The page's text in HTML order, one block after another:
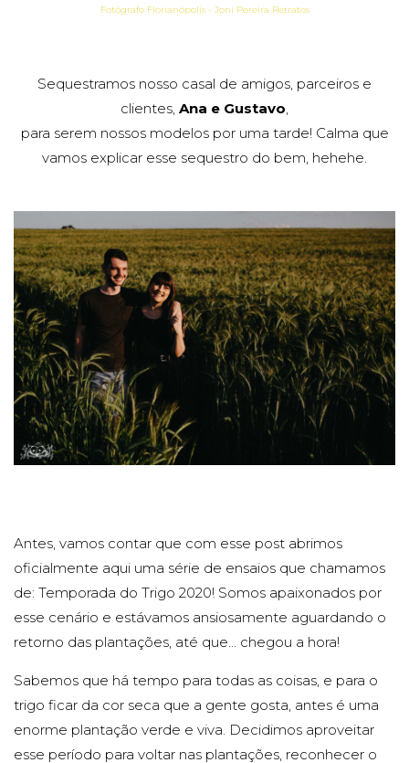
Fotógrafo Florianópolis - Joni Pereira Retratos
Sequestramos nosso casal de amigos, parceiros e
clientes, Ana e Gustavo
para serem nossos modelos por uma tarde! Calma que
vamos explicar esse sequestro do bem, hehehe.
Antes, vamos contar que com esse post abrimos
oficialmente aqui uma série de ensaios que chamamos
de: Temporada do Trigo 2020! Somos apaixonados por
esse cenário e estávamos ansiosamente aguardando o
retorno das plantações, até que... chegou a hora!
Sabemos que há tempo para todas as coisas, e para o
trigo ficar da cor seca que a gente gosta, antes é uma
enorme plantação verde e viva. Decidimos aproveitar
esse período para voltar nas plantações, reconhecer o